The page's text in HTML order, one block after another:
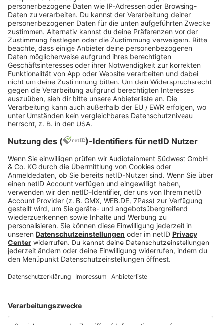
auch glücklicher. “Ich weiß, dass meine Praxis
voller Fehler und Unvollkommenheiten ist. Und
genau das macht es so mächtig - Ich strebe
danach es besser zu machen und bin gleichzeitig
zufrieden mit dem Fortschritt, den ich gemacht
habe. [Yoga] ist viel größer als ich und ich begebe
mich einfach mit auf den Weg. Ziemlich cool. Also
dann: Danke Yoga. Du bist wunderbar.”
Seit Jahren ein Anhänger
Adam Levine hat im Übrigen nicht das erste Mal
über seiner Vorliebe gesprochen. Bereits im
Interview mit dem“Men’s Health”-Magazin
dem Jahr 2013 berichtete der Musiker darüber,
Matte Übungen machen und mit seinem Yoga-
Lehrer Chad Dennis im Einklang sein würde. Seine